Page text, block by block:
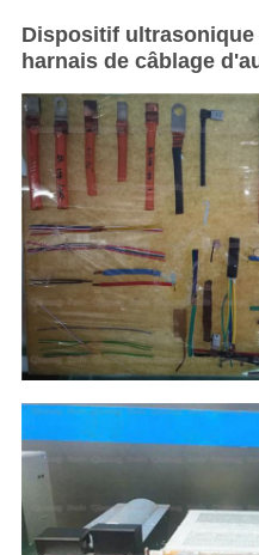
Dispositif
harnais de câblage